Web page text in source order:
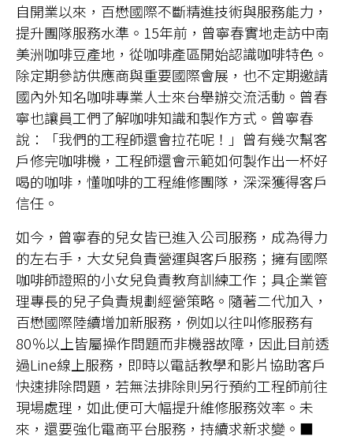
自開業以來，百懋國際不斷精進技術與服務能力，
提升團隊服務水準。15年前，曾寧春實地走訪中南
美洲咖啡豆產地，從咖啡產區開始認識咖啡特色。
除定期參訪供應商與重要國際會展，也不定期邀請
國內外知名咖啡專業人士來台舉辦交流活動。曾春
寧也讓員工們了解咖啡知識和製作方式。曾寧春
說：「我們的工程師還會拉花呢！」曾有幾次幫客
戶修完咖啡機，工程師還會示範如何製作出一杯好
喝的咖啡，懂咖啡的工程維修團隊，深深獲得客戶
信任。
如今，曾寧春的兒女皆已進入公司服務，成為得力
的左右手，大女兒負責營運與客戶服務；擁有國際
咖啡師證照的小女兒負責教育訓練工作；具企業管
理專長的兒子負責規劃經營策略。隨著二代加入，
百懋國際陸續增加新服務，例如以往叫修服務有
80％以上皆屬操作問題而非機器故障，因此目前透
過Line線上服務，即時以電話教學和影片協助客戶
快速排除問題，若無法排除則另行預約工程師前往
現場處理，如此便可大幅提升維修服務效率。未
來，還要強化電商平台服務，持續求新求變。■